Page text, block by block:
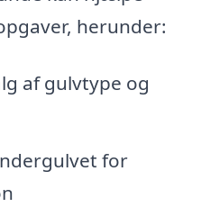
herunder:
af gulvtype og
for